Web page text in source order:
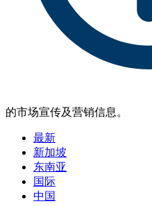
的市场宣传及营销信息。
最新
新加坡
东南亚
国际
中国